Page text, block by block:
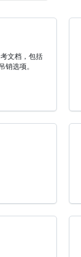
文档，包括
销选项。